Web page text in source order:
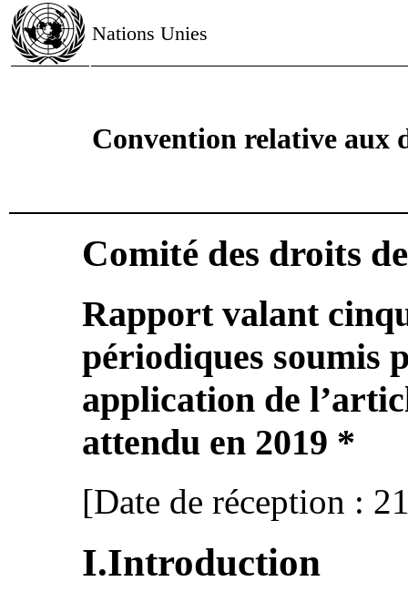
Nations Unies
Convention relative aux
Comité des droits
Rapport valant
périodiques soumis
application de
attendu en 2019 *
[Date de réception :
I.Introduction